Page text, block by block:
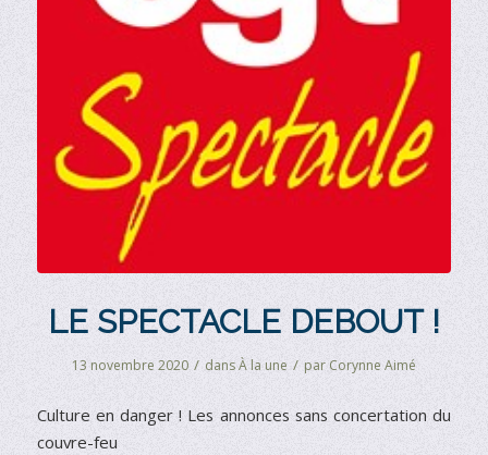
LE SPECTACLE DEBOUT !
13 novembre 2020 / dansÀ la une / par Corynne Aimé
Culture en danger ! Les annonces sans concertation du
couvre-feu